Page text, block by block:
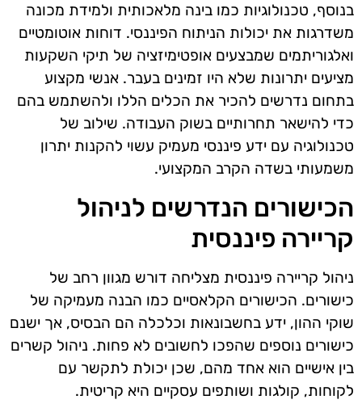
בנוסף, טכנולוגיות כמו בינה מלאכותית ולמידת מכונה
משדרגות את יכולות הניתוח הפיננסי. דוחות אוטומטיים
ואלגוריתמים שמבצעים אופטימיזציה של תיקי השקעות
מציעים יתרונות שלא היו זמינים בעבר. אנשי מקצוע
בתחום נדרשים להכיר את הכלים הללו ולהשתמש בהם
כדי להישאר תחרותיים בשוק העבודה. שילוב של
טכנולוגיה עם ידע פיננסי מעמיק עשוי להקנות יתרון
משמעותי בשדה הקרב המקצועי.
הכישורים הנדרשים לניהול
קריירה פיננסית
ניהול קריירה פיננסית מצליחה דורש מגוון רחב של
כישורים. הכישורים הקלאסיים כמו הבנה מעמיקה של
שוקי ההון, ידע בחשבונאות וכלכלה הם הבסיס, אך ישנם
כישורים נוספים שהפכו לחשובים לא פחות. ניהול קשרים
בין אישיים הוא אחד מהם, שכן יכולת לתקשר עם
לקוחות, קולגות ושותפים עסקיים היא קריטית.